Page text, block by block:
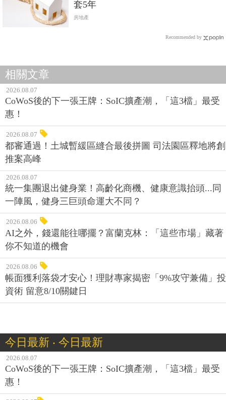
5張圖告訴你，現在買房，至少讓你
相關文章
2026.08.07
CoWoS後的下一張王牌：SoIC擴產潮，「這3檔」最受
惠！
2026.08.07
都審通過！土城暫緩區縫合最後拼圖 司法園區釋地將創
推案高峰
2026.08.07
統一集團退出健身業！高齡化商機、健康意識抬頭...同
一陣風，健身三巨頭命運大不同？
2026.08.06
AI之外，錢還能往哪擺？富蘭克林：「這些市場」藏著
你不知道的機會
2026.08.06
帳面獲利落袋才安心！理財專家揭密「9%攻守兼備」投
今日最新 ‧ 今日最新
2026.08.07
CoWoS後的下一張王牌：SoIC擴產潮，「這3檔」最受